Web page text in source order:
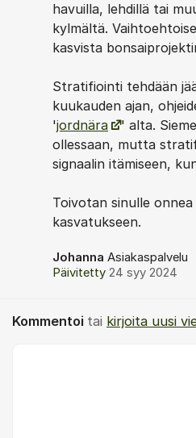
havuilla, lehdillä tai
kylmältä.
kasvista
Stratifiointi tehdään
kuukauden ajan,
'jordnära
' alta.
ollessaan, mutta
signaalin itämiseen,
Toivotan sinulle
kasvatukseen.
Johanna Asiakaspalvelu
Päivitetty 24 syy 2024
Kommentoi tai kirjoita uusi